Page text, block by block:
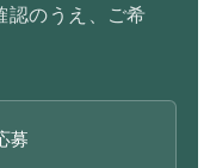
認のうえ、ご希
募